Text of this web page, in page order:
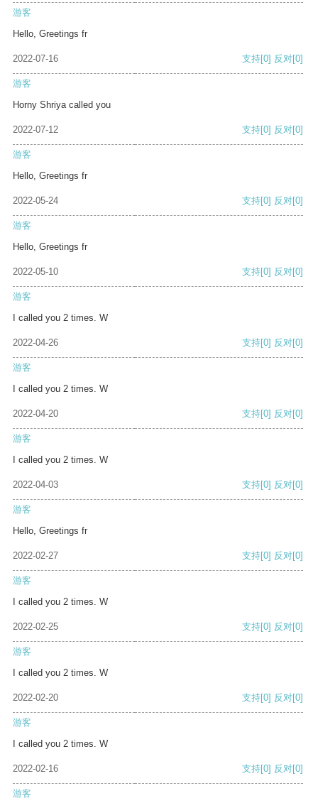
游客
Hello, Greetings fr
2022-07-16 支持[0] 反对[0]
游客
Horny Shriya called you
2022-07-12 支持[0] 反对[0]
游客
Hello, Greetings fr
2022-05-24 支持[0] 反对[0]
游客
Hello, Greetings fr
2022-05-10 支持[0] 反对[0]
游客
I called you 2 times. W
2022-04-26 支持[0] 反对[0]
游客
I called you 2 times. W
2022-04-20 支持[0] 反对[0]
游客
I called you 2 times. W
2022-04-03 支持[0] 反对[0]
游客
Hello, Greetings fr
2022-02-27 支持[0] 反对[0]
游客
I called you 2 times. W
2022-02-25 支持[0] 反对[0]
游客
I called you 2 times. W
2022-02-20 支持[0] 反对[0]
游客
I called you 2 times. W
2022-02-16 支持[0] 反对[0]
游客